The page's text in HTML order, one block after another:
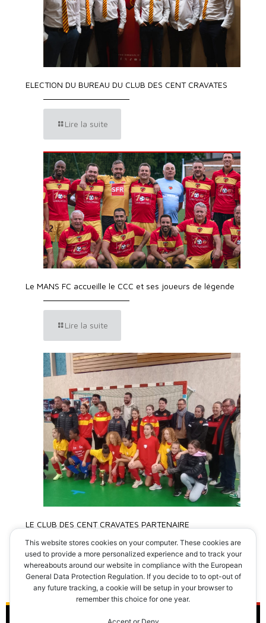
ELECTION DU BUREAU DU CLUB DES CENT CRAVATES
Lire la suite
Le MANS FC accueille le CCC et ses joueurs de légende
Lire la suite
LE CLUB DES CENT CRAVATES PARTENAIRE
Lire la suite
This website stores cookies on your computer. These cookies are
used to provide a more personalized experience and to track your
whereabouts around our website in compliance with the European
General Data Protection Regulation. If you decide to to opt-out of
any future tracking, a cookie will be setup in your browser to
remember this choice for one year.